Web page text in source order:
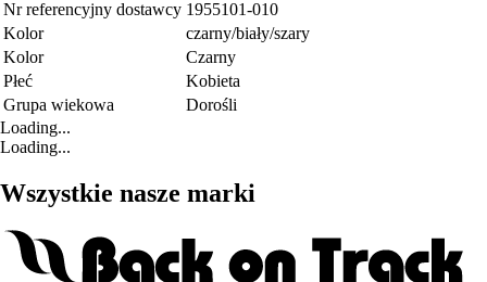
Nr referencyjny dostawcy 1955101-010
Kolor
czarny/biały/szary
Kolor
Czarny
Płeć
Kobieta
Grupa wiekowa
Dorośli
Loading...
Loading...
Wszystkie nasze marki